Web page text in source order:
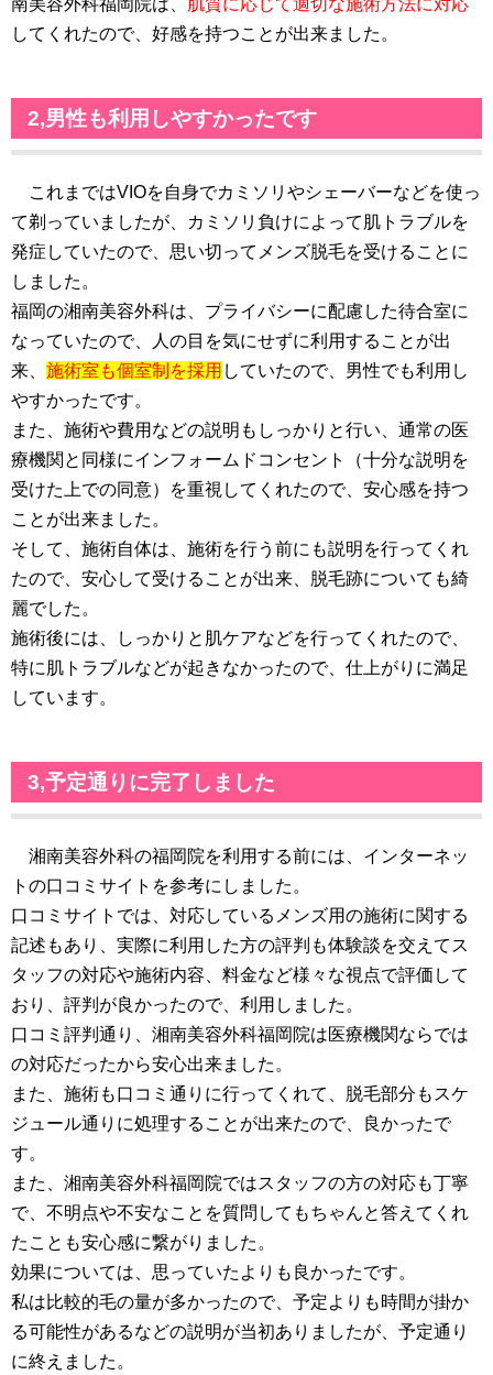
南美容外科福岡院は、 肌質に応じて適切な施術方法に対応
してくれたので、好感を持つことが出来ました。
2,男性も利用しやすかったです
これまではVIOを自身でカミソリやシェーバーなどを使っ
て剃っていましたが、カミソリ負けによって肌トラブルを
発症していたので、思い切ってメンズ脱毛を受けることに
しました。
福岡の湘南美容外科は、プライバシーに配慮した待合室に
なっていたので、人の目を気にせずに利用することが出
来、 施術室も個室制を採用 していたので、男性でも利用し
やすかったです。
また、施術や費用などの説明もしっかりと行い、通常の医
療機関と同様にインフォームドコンセント（十分な説明を
受けた上での同意）を重視してくれたので、安心感を持つ
ことが出来ました。
そして、施術自体は、施術を行う前にも説明を行ってくれ
たので、安心して受けることが出来、脱毛跡についても綺
麗でした。
施術後には、しっかりと肌ケアなどを行ってくれたので、
特に肌トラブルなどが起きなかったので、仕上がりに満足
しています。
3,予定通りに完了しました
湘南美容外科の福岡院を利用する前には、インターネッ
トの口コミサイトを参考にしました。
口コミサイトでは、対応しているメンズ用の施術に関する
記述もあり、実際に利用した方の評判も体験談を交えてス
タッフの対応や施術内容、料金など様々な視点で評価して
おり、評判が良かったので、利用しました。
口コミ評判通り、湘南美容外科福岡院は医療機関ならでは
の対応だったから安心出来ました。
また、施術も口コミ通りに行ってくれて、脱毛部分もスケ
ジュール通りに処理することが出来たので、良かったで
す。
また、湘南美容外科福岡院ではスタッフの方の対応も丁寧
で、不明点や不安なことを質問してもちゃんと答えてくれ
たことも安心感に繋がりました。
効果については、思っていたよりも良かったです。
私は比較的毛の量が多かったので、予定よりも時間が掛か
る可能性があるなどの説明が当初ありましたが、予定通り
に終えました。